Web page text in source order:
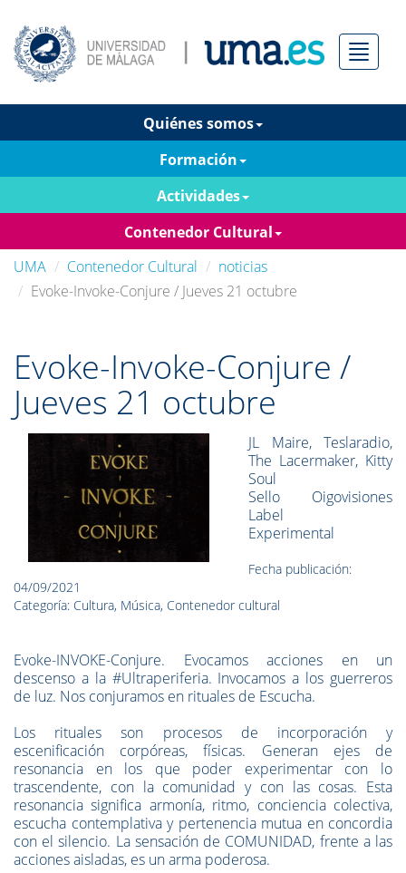
Menú
Quiénes somos
Formación
Actividades
Contenedor Cultural
UMA
Contenedor Cultural
noticias
Evoke-Invoke-Conjure / Jueves 21 octubre
Evoke-Invoke-Conjure /
Jueves 21 octubre
JL Maire, Teslaradio,
The Lacermaker, Kitty
Soul
Sello Oigovisiones
Label
Experimental
Fecha publicación:
04/09/2021
Categoría: Cultura, Música, Contenedor cultural
Evoke-INVOKE-Conjure. Evocamos acciones en un
descenso a la #Ultraperiferia. Invocamos a los guerreros
de luz. Nos conjuramos en rituales de Escucha.
Los rituales son procesos de incorporación y
escenificación corpóreas, físicas. Generan ejes de
resonancia en los que poder experimentar con lo
trascendente, con la comunidad y con las cosas. Esta
resonancia significa armonía, ritmo, conciencia colectiva,
escucha contemplativa y pertenencia mutua en concordia
con el silencio. La sensación de COMUNIDAD, frente a las
acciones aisladas, es un arma poderosa.